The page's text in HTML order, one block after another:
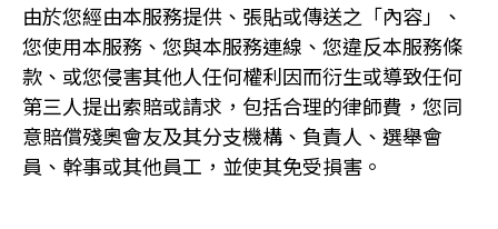
由於您經由本服務提供、張貼或傳送之「內容」、
您使用本服務、您與本服務連線、您違反本服務條
款、或您侵害其他人任何權利因而衍生或導致任何
第三人提出索賠或請求，包括合理的律師費，您同
意賠償殘奧會友及其分支機構、負責人、選舉會
員、幹事或其他員工，並使其免受損害。